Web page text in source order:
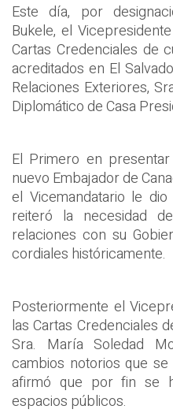
Este día, por
Bukele, el
Cartas Credenciales de
acreditados en El
Relaciones Exteriores,
Diplomático de Casa
El Primero en
nuevo Embajador de
el Vicemandatario le
reiteró la necesidad
relaciones con su
cordiales históricamente.
Posteriormente el
las Cartas Credenciales
Sra. María Soledad
cambios notorios que
afirmó que por fin se
espacios públicos.